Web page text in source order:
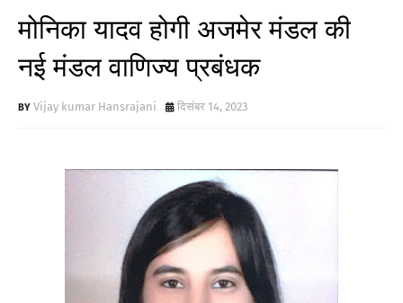
मोनिका यादव होगी अजमेर मंडल की
नई मंडल वाणिज्य प्रबंधक
Vijay kumar Hansrajani दिसंबर 14, 2023